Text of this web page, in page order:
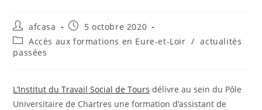
afcasa
5 octobre 2020
Accès aux formations en Eure-et-Loir / actualités
passées
L’Institut du Travail Social de Tours délivre au sein du Pôle
Universitaire de Chartres une formation d’assistant de